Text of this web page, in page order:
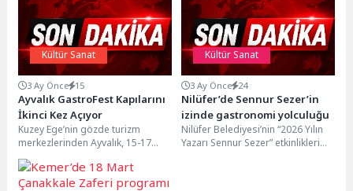
Kültür Sanat
3 Ay Önce 15
Ayvalık GastroFest Kapılarını
İkinci Kez Açıyor
Kuzey Ege’nin gözde turizm
merkezlerinden Ayvalık, 15-17
Mayıs 2026 tarihleri arasında
ikinci kez düzenlenecek
Uluslararası...
Kültür Sanat
3 Ay Önce 24
Nilüfer’de Sennur Sezer’in
izinde gastronomi yolculuğu
Nilüfer Belediyesi’nin “2026 Yılın
Yazarı Sennur Sezer” etkinlikleri